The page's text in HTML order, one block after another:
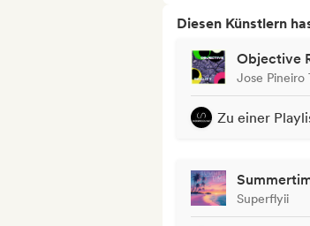
Diesen Künstlern
Objective
Jose Pineiro
Zu einer
Superflyii